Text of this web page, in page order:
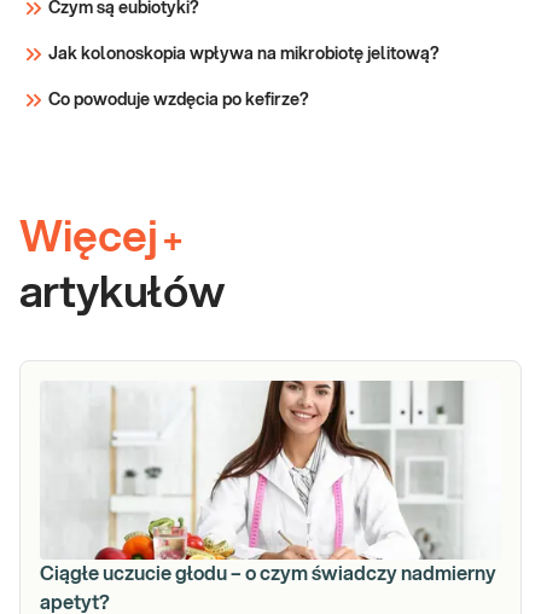
Czym są eubiotyki?
Jak kolonoskopia wpływa na mikrobiotę jelitową?
Co powoduje wzdęcia po kefirze?
Więcej +
artykułów
Ciągłe uczucie głodu – o czym świadczy nadmierny
apetyt?